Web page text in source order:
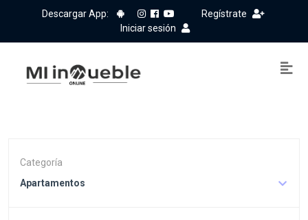
Descargar App:
Regístrate
Iniciar sesión
Categoría
Apartamentos